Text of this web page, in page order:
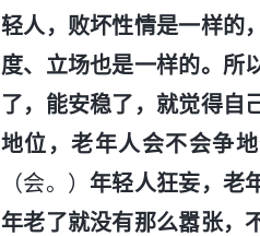
轻人，败坏性情是一样的
度、立场也是一样的。所
了，能安稳了，就觉得自
地位，老年人会不会争
（会。） 年轻人狂妄，老
年老了就没有那么嚣张，